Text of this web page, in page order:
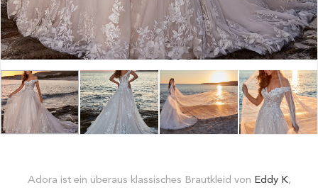
Adora ist ein überaus klassisches Brautkleid von Eddy K,